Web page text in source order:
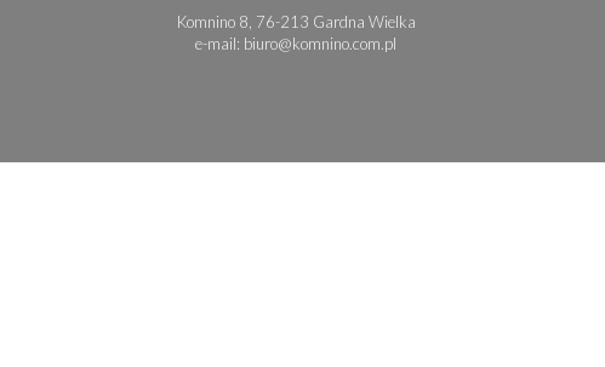
Komnino 8, 76-213 Gardna Wielka
e-mail: biuro@komnino.com.pl